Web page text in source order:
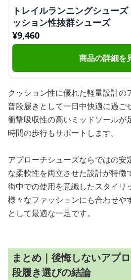
トレイルランニングシュー
ッション性抜群シューズ
¥9,460
商品の詳細を
クッション性に優れた軽量設計の
普段履きとして一日中快適に過ご
衝撃吸収性の高いミッドソールが
時間の歩行もサポートします。
アプローチシューズならではの安
な柔軟性を両立させた設計が特徴
街中での使用を意識したスタイリ
様々なファッションにも合わせや
として最適な一足です。
まとめ｜後悔しないアプ
段履き選びの結論